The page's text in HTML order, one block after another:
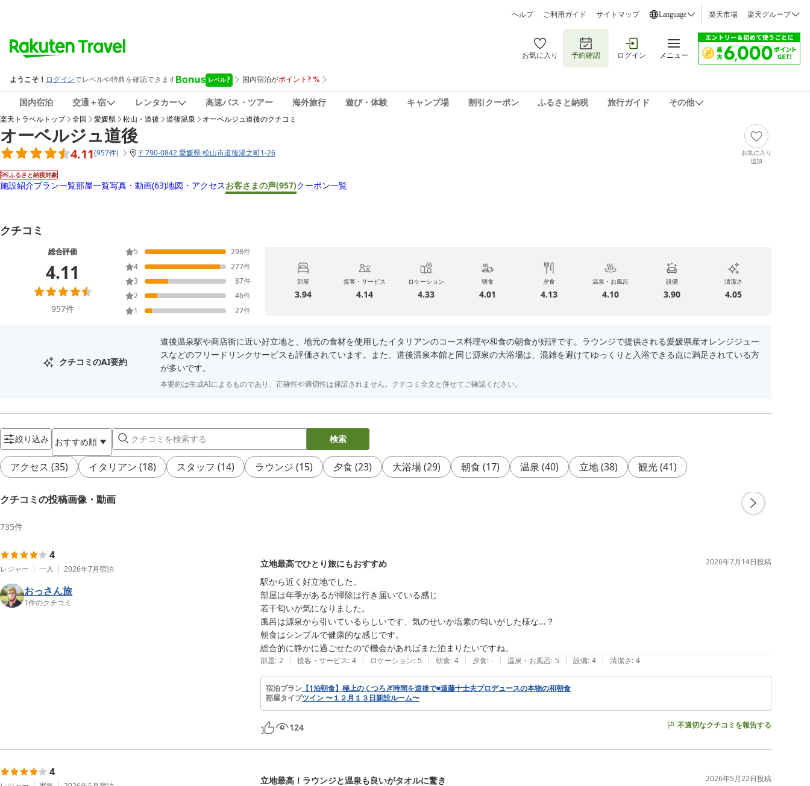
ヘルプ ご利用ガイド サイトマップ Language 楽天市場 楽天グループ
お気に入り 予約確認 ログイン メニュー
国内宿泊 交通＋宿 レンタカー 高速バス・ツアー 海外旅行 遊び・体験 キャンプ場 割引クーポン ふるさと納税 旅行ガイド その他
楽天トラベルトップ 全国 愛媛県 松山・道後 道後温泉 オーベルジュ道後のクチコミ
オーベルジュ道後
4.11(957件) 〒790-0842 愛媛県 松山市道後湯之町1-26
ふるさと納税対象
お気に入り
追加
施設紹介プラン一覧部屋一覧写真・動画(63)地図・アクセスお客さまの声(957)クーポン一覧
クチコミ
総合評価
4.11
957件
5 298件
4
277件
3
87件
2
46件
1
27件
部屋
3.94
接客・サービス
4.14
ロケーション
4.33
朝食
4.01
夕食
4.13
温泉・お風呂
4.10
設備
3.90
清潔さ
4.05
クチコミのAI要約
道後温泉駅や商店街に近い好立地と、地元の食材を使用したイタリアンのコース料理や和食の朝食が好評です。ラウンジで提供される愛媛県産オレンジジュー
スなどのフリードリンクサービスも評価されています。また、道後温泉本館と同じ源泉の大浴場は、混雑を避けてゆっくりと入浴できる点に満足されている方
が多いです。
本要約は生成AIによるものであり、正確性や適切性は保証されません。クチコミ全文と併せてご確認ください。
絞り込み おすすめ順 検索
アクセス (35) イタリアン (18) スタッフ (14) ラウンジ (15) 夕食 (23) 大浴場(29) 朝食 (17) 温泉 (40) 立地(38) 観光(41)
クチコミの投稿画像・動画
735件
4
レジャー 一人 2026年7月宿泊
おっさん旅
1件のクチコミ
立地最高でひとり旅にもおすすめ 2026年7月14日投稿
駅から近く好立地でした。
部屋は年季があるが掃除は行き届いている感じ
若干匂いが気になりました。
風呂は源泉から引いているらしいです、気のせいか塩素の匂いがした様な...？
朝食はシンプルで健康的な感じです。
総合的に静かに過ごせたので機会があればまた泊まりたいですね。
部屋: 2 | 接客・サービス: 4 | ロケーション: 5 | 朝食: 4 | 夕食: - | 温泉・お風呂: 5 | 設備: 4 | 清潔さ: 4
宿泊プラン 【1泊朝食】極上のくつろぎ時間を道後で■遠藤十士夫プロデュースの本物の和朝食
部屋タイプツイン 〜１２月１３日新設ルーム〜
124 不適切なクチコミを報告する
4
立地最高！ラウンジと温泉も良いがタオルに驚き 2026年5月22日投稿